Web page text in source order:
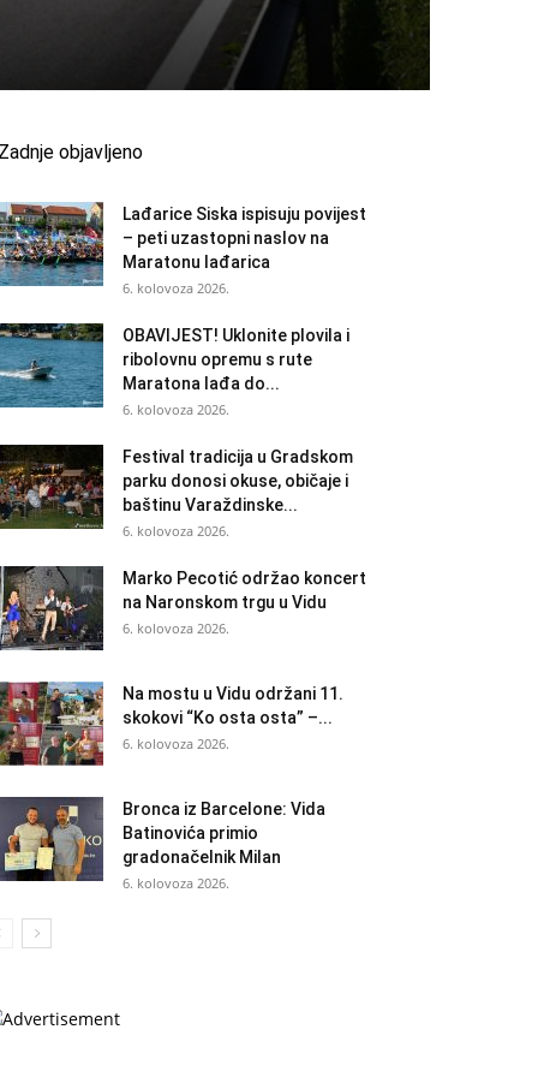
objavljeno
Lađarice Siska ispisuju povijest
– peti uzastopni naslov na
Maratonu lađarica
6. kolovoza 2026.
OBAVIJEST! Uklonite plovila i
ribolovnu opremu s rute
Maratona lađa do...
6. kolovoza 2026.
Festival tradicija u Gradskom
parku donosi okuse, običaje i
baštinu Varaždinske...
6. kolovoza 2026.
Marko Pecotić održao koncert
na Naronskom trgu u Vidu
6. kolovoza 2026.
Na mostu u Vidu održani 11.
skokovi “Ko osta osta” –...
6. kolovoza 2026.
Bronca iz Barcelone: Vida
Batinovića primio
gradonačelnik Milan
6. kolovoza 2026.